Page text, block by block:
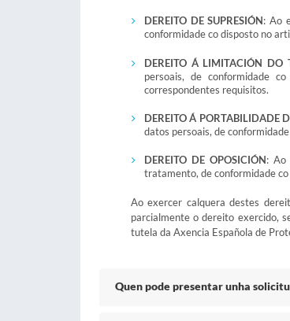
DEREITO DE SUPRESIÓN: Ao
conformidade co disposto no
DEREITO Á LIMITACIÓN DO
persoais, de conformidade
correspondentes requisitos.
DEREITO Á PORTABILIDADE
datos persoais, de
DEREITO DE OPOSICIÓN: Ao
tratamento, de conformidade
Ao exercer calquera destes
parcialmente o dereito exercido,
tutela da Axencia Española de
Quen pode presentar unha